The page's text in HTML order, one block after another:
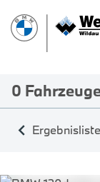
0
Ergebnisliste